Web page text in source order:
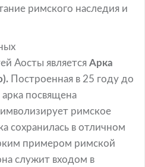
римского наследия и
Аосты является Арка
Построенная в 25 году до
арка посвящена
римское
сохранилась в отличном
примером римской
служит входом в